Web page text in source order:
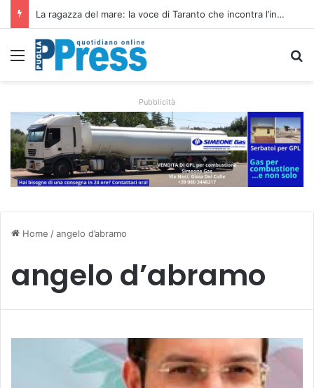
Siccità e caro gasolio colpiscono le campagne pugliesi: irrigare costa il 50,6% in più
Menu
Pubblicità
Home /angelo d’abramo
angelo d’abramo